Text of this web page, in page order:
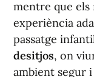
mentre que els
experiència
passatge
desitjos, on
ambient segur